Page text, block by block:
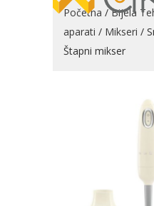
Početna /Bijela
aparati / Mikseri /
Štapni mikser